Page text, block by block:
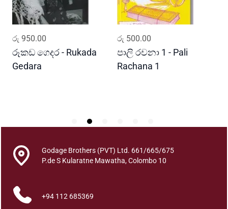
n
y
රු 950.00
රූකඩ ගෙදර - Rukada
Gedara
රු 500.00
පාලි රචනා 1 - Pali
Rachana 1
Godage Brothers (PVT) Ltd. 661/665/675
P.de S Kularatne Mawatha, Colombo 10
+94 112 685369